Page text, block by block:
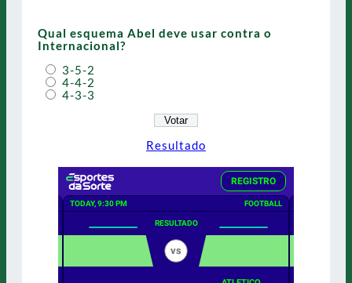
Qual esquema Abel deve usar contra o
Internacional?
3-5-2
4-4-2
4-3-3
Resultado